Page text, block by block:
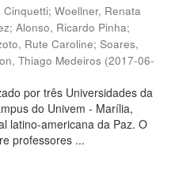
Cinquetti; Woellner, Renata
; Alonso, Ricardo Pinha;
Rute Caroline; Soares,
Thiago Medeiros (2017-06-
por três Universidades da
do Univem - Marília,
latino-americana da Paz. O
professores ...